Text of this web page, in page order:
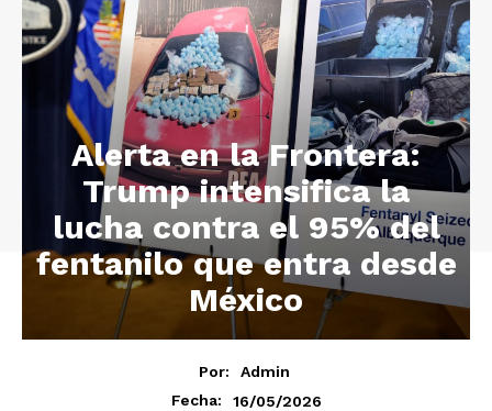
Alerta en la Frontera:
Trump intensifica la
lucha contra el 95% del
fentanilo que entra desde
México
Por:
Admin
Fecha:
16/05/2026